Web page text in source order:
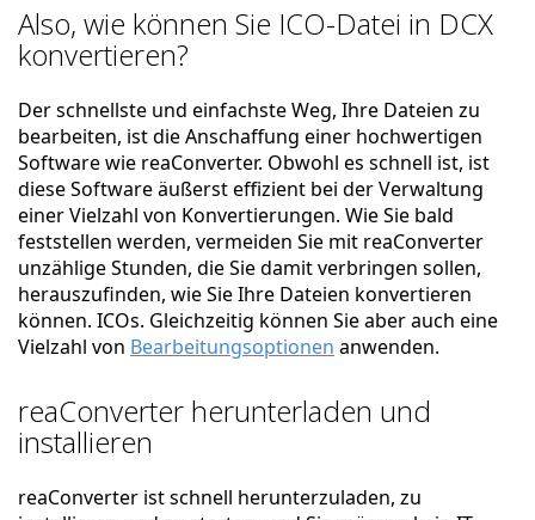
Also, wie können Sie ICO-Datei in DCX
konvertieren?
Der schnellste und einfachste Weg, Ihre Dateien zu
bearbeiten, ist die Anschaffung einer hochwertigen
Software wie reaConverter. Obwohl es schnell ist, ist
diese Software äußerst effizient bei der Verwaltung
einer Vielzahl von Konvertierungen. Wie Sie bald
feststellen werden, vermeiden Sie mit reaConverter
unzählige Stunden, die Sie damit verbringen sollen,
herauszufinden, wie Sie Ihre Dateien konvertieren
können. ICOs. Gleichzeitig können Sie aber auch eine
Vielzahl von Bearbeitungsoptionen anwenden.
reaConverter herunterladen und
installieren
reaConverter ist schnell herunterzuladen, zu